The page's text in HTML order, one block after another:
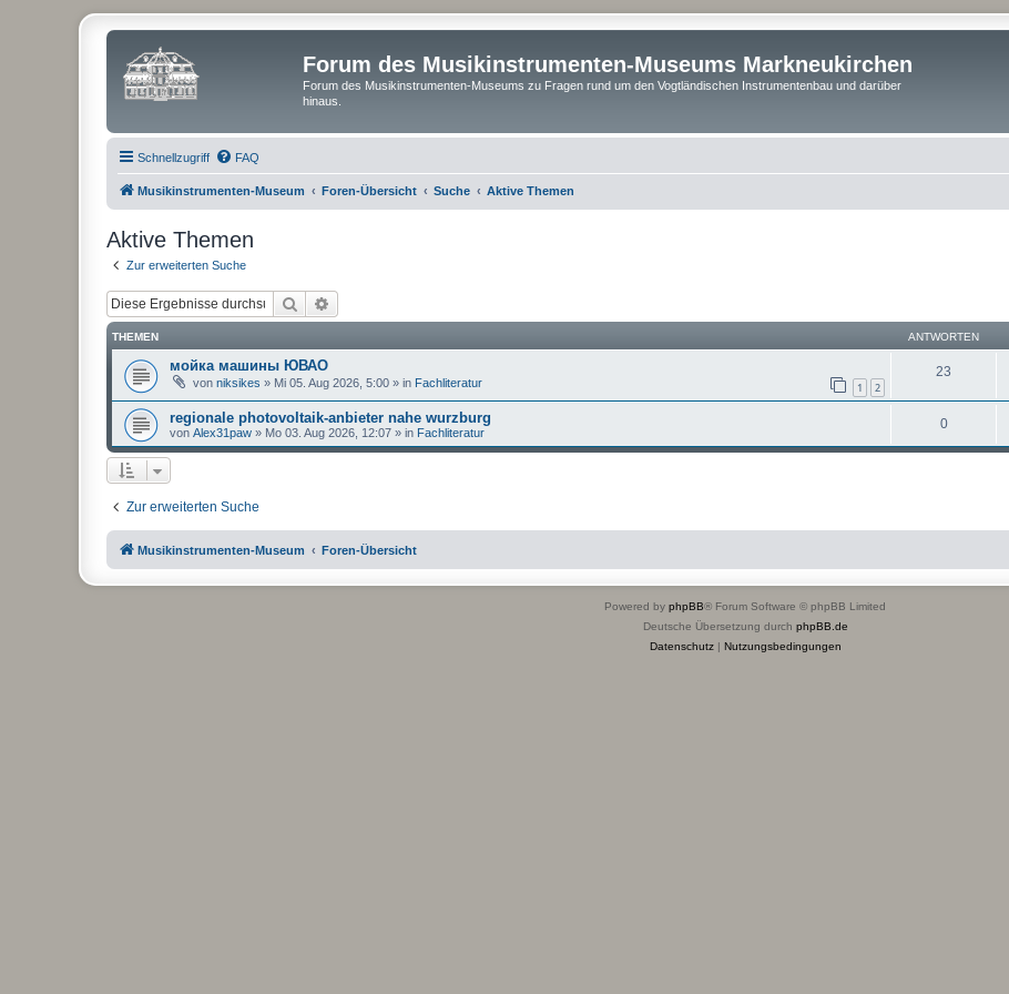
Forum des Musikinstrumenten-Museums Markneukirchen
Forum des Musikinstrumenten-Museums zu Fragen rund um den Vogtländischen Instrumentenbau und darüber
hinaus.
Schnellzugriff FAQ
Musikinstrumenten-Museum Foren-Übersicht Suche Aktive Themen
Aktive Themen
Zur erweiterten Suche
Suche
THEMEN ANTWORTEN
мойка машины ЮВАО
von niksikes » Mi 05. Aug 2026, 5:00 » in Fachliteratur 1 2
23
regionale photovoltaik-anbieter nahe wurzburg
von Alex31paw » Mo 03. Aug 2026, 12:07 » in Fachliteratur
0
Zur erweiterten Suche
Musikinstrumenten-Museum Foren-Übersicht
Powered by phpBB® Forum Software © phpBB Limited
Deutsche Übersetzung durch phpBB.de
Datenschutz| Nutzungsbedingungen